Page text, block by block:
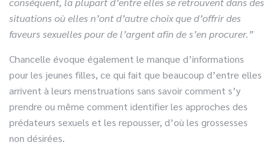
situations où elles n’ont d’autre choix que d’offrir des
faveurs sexuelles pour de l’argent afin de s’en procurer.”
Chancelle évoque également le manque d’informations
pour les jeunes filles, ce qui fait que beaucoup d’entre elles
arrivent à leurs menstruations sans savoir comment s’y
prendre ou même comment identifier les approches des
prédateurs sexuels et les repousser, d’où les grossesses
non désirées.